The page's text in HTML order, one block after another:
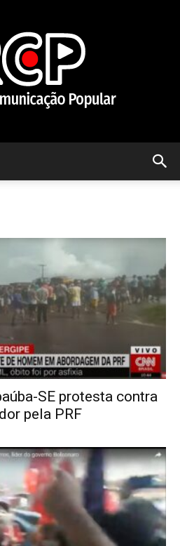
de
Comunicação
Popular
–
AL
SE protesta contra
pela PRF